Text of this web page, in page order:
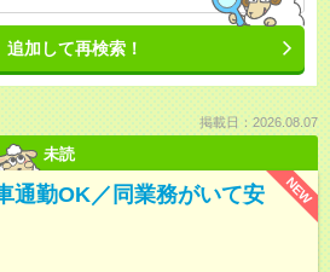
追加して再検索！
掲載日：2026.08.07
未読
NEW
通勤OK／同業務がいて安